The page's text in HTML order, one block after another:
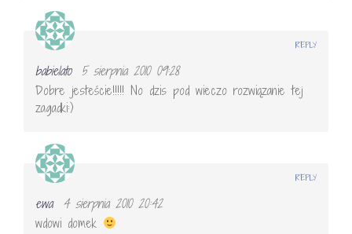
babielato
5 sierpnia 2010 09:28
Dobre jesteście!!!!! No dzis pod wieczo rozwiązanie tej
zagadki:)
REPLY
ewa
4 sierpnia 2010 20:42
wdowi domek
REPLY